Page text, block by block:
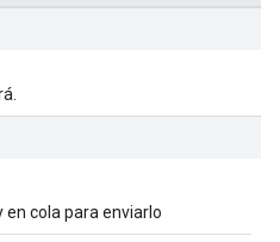
cola para enviarlo